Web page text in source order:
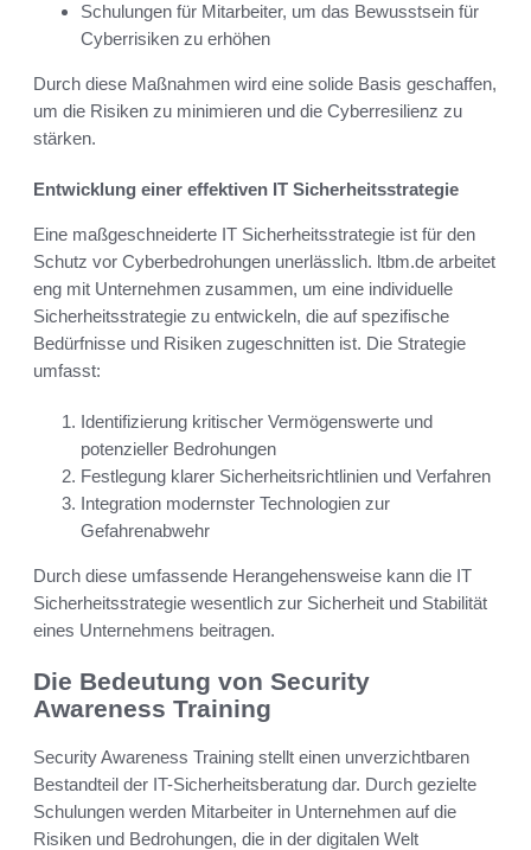
Schulungen für Mitarbeiter, um das Bewusstsein für
Cyberrisiken zu erhöhen
Durch diese Maßnahmen wird eine solide Basis geschaffen,
um die Risiken zu minimieren und die Cyberresilienz zu
stärken.
Entwicklung einer effektiven IT Sicherheitsstrategie
Eine maßgeschneiderte IT Sicherheitsstrategie ist für den
Schutz vor Cyberbedrohungen unerlässlich. ltbm.de arbeitet
eng mit Unternehmen zusammen, um eine individuelle
Sicherheitsstrategie zu entwickeln, die auf spezifische
Bedürfnisse und Risiken zugeschnitten ist. Die Strategie
umfasst:
Identifizierung kritischer Vermögenswerte und
potenzieller Bedrohungen
Festlegung klarer Sicherheitsrichtlinien und Verfahren
Integration modernster Technologien zur
Gefahrenabwehr
Durch diese umfassende Herangehensweise kann die IT
Sicherheitsstrategie wesentlich zur Sicherheit und Stabilität
eines Unternehmens beitragen.
Die Bedeutung von Security
Awareness Training
Security Awareness Training stellt einen unverzichtbaren
Bestandteil der IT-Sicherheitsberatung dar. Durch gezielte
Schulungen werden Mitarbeiter in Unternehmen auf die
Risiken und Bedrohungen, die in der digitalen Welt